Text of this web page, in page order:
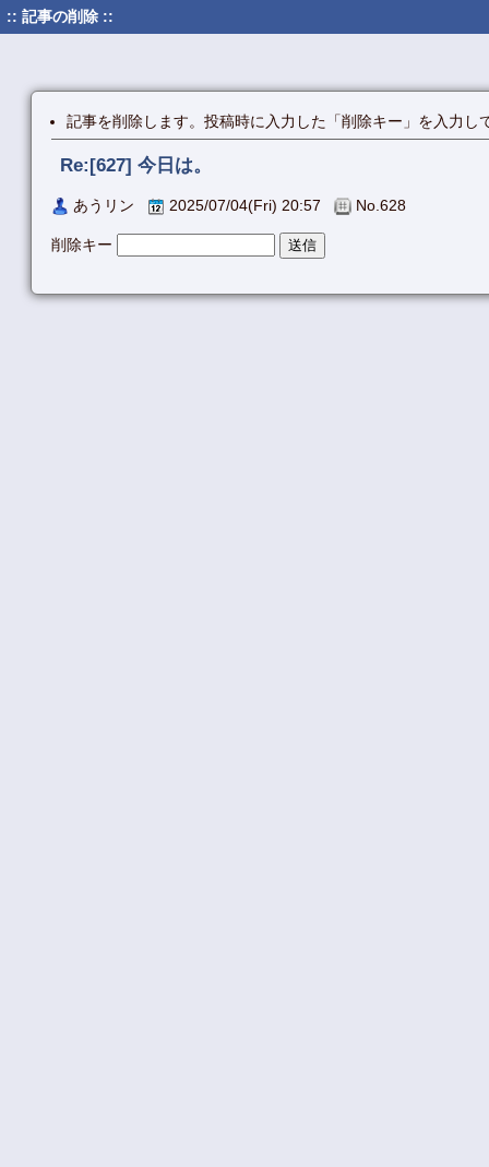
:: 記事の削除 ::
記事を削除します。投稿時に入力した「削除キー」を入力し
Re:[627] 今日は。
あうリン 2025/07/04(Fri) 20:57 No.628
削除キー